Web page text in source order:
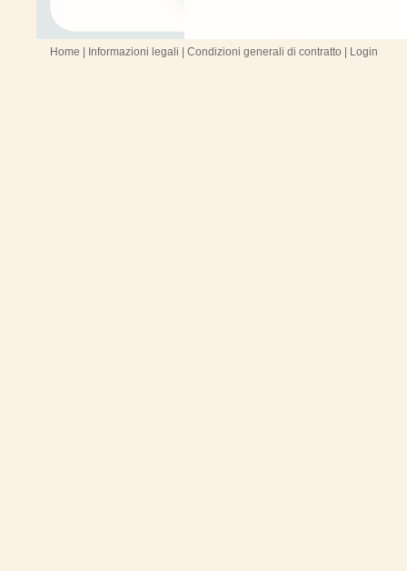
Home Informazioni legali Condizioni generali di contratto Login